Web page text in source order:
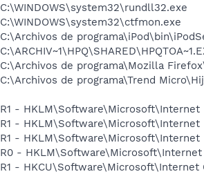
C:\WINDOWS\system32\rundll32.exe
C:\WINDOWS\system32\ctfmon.exe
C:\Archivos de
C:\Archivos de programa\Mozilla
C:\Archivos de programa\Trend
R1 - HKLM\Software\Microsoft\Internet
R1 - HKLM\Software\Microsoft\Internet
R1 - HKLM\Software\Microsoft\Internet
R0 - HKLM\Software\Microsoft\Internet
R1 - HKCU\Software\Microsoft\Internet